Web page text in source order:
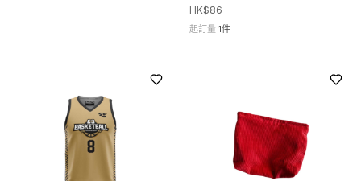
HK$86
起訂量 1件